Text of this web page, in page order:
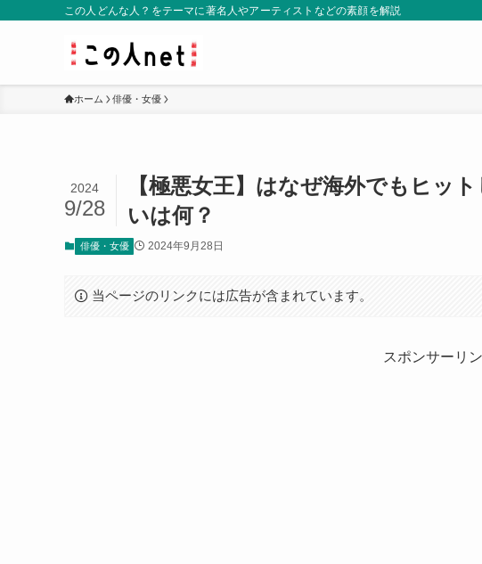
この人どんな人？をテーマに著名人やアーティストなどの素顔を解説
ホーム 俳優・女優
【極悪女王】はなぜ海外でもヒッ
いは何？
2024
9/28
俳優・女優 2024年9月28日
当ページのリンクには広告が含まれています。
スポンサーリ